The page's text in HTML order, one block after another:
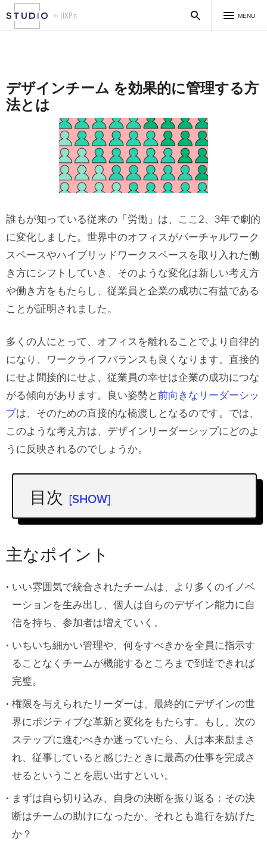
MENU
デザインチーム を効果的に管理する方
法とは
誰もが知っている従来の「労働」は、ここ2、3年で劇的
に変化しました。世界中のオフィスがバーチャルワーク
スペースやハイブリッドワークスペースを取り入れた働
き方にシフトしていき、そのような変化は新しい考え方
や働き方をもたらし、従業員と企業の成功に有益である
ことが証明されました。
多くの人にとって、オフィスを離れることでより自律的
になり、ワークライフバランスも良くなります。直接的
にせよ間接的にせよ、従業員の幸せは企業の成功につな
がる傾向があります。良い姿勢と前向きなリーダーシッ
プは、そのための直接的な橋渡しとなるのです。では、
このような考え方は、デザインリーダーシップにどのよ
うに反映されるのでしょうか。
目次 [SHOW]
主なポイント
デザインチーム の管理 – 正しく行う
ために重要なステップ
ステップ１：デザイン部門の監査から始
める
る。
ステップ４：成果の測定法を決める
ステップ５：トランスフォーメーション
プロセスの開始
ステップ6：反復の力を見逃さない.
チームを成功に導こう
主なポイント
いい雰囲気で統合されたチームは、より多くのイノベ
ーションを生み出し、個人は自らのデザイン能力に自
信を持ち、参加者は増えていく。
いちいち細かい管理や、何をすべきかを全員に指示す
ることなくチームが機能するところまで到達できれば
完璧。
権限を与えられたリーダーは、最終的にデザインの世
界にポジティブな革新と変化をもたらす。もし、次の
ステップに進むべきか迷っていたら、人は本来励まさ
れ、従事していると感じたときに最高の仕事を完成さ
せるということを思い出すといい。
まずは自ら切り込み、自身の決断を振り返る：その決
断はチームの助けになったか、それとも進行を妨げた
か？